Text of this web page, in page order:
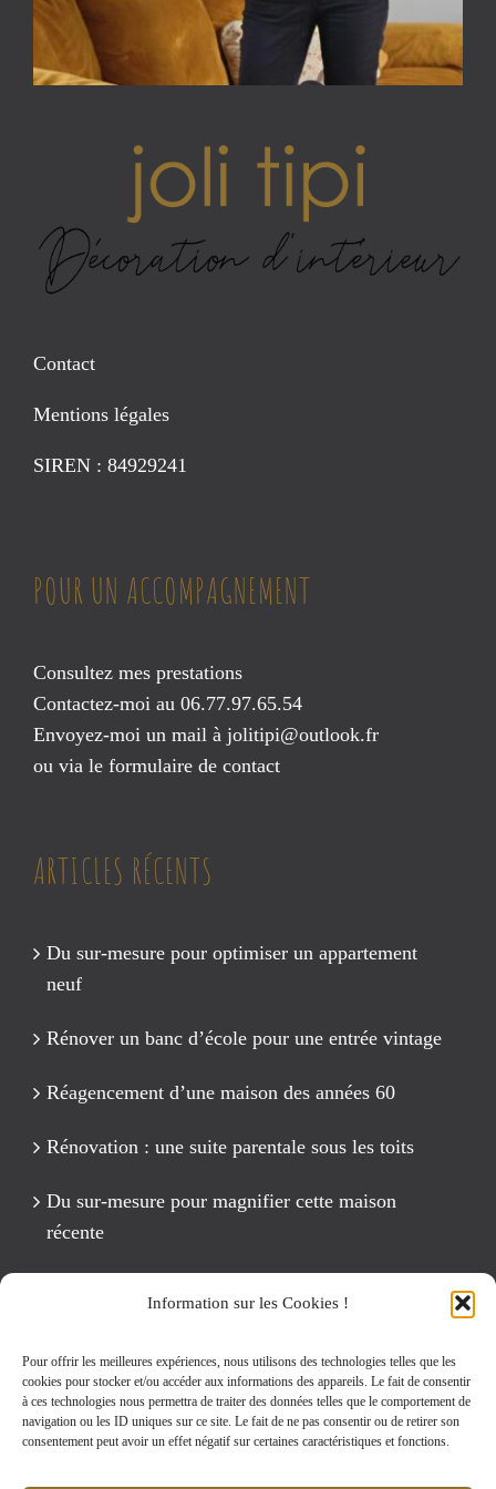
Information sur les Cookies !
Pour offrir les meilleures expériences, nous utilisons des technologies telles que les
cookies pour stocker et/ou accéder aux informations des appareils. Le fait de consentir
à ces technologies nous permettra de traiter des données telles que le comportement de
navigation ou les ID uniques sur ce site. Le fait de ne pas consentir ou de retirer son
consentement peut avoir un effet négatif sur certaines caractéristiques et fonctions.
Contact
Mentions légales
SIREN : 84929241
POUR UN ACCOMPAGNEMENT
Consultez mes prestations
Contactez-moi au 06.77.97.65.54
Envoyez-moi un mail à jolitipi@outlook.fr
ou via le formulaire de contact
ARTICLES RÉCENTS
Du sur-mesure pour optimiser un appartement
neuf
Rénover un banc d’école pour une entrée vintage
Réagencement d’une maison des années 60
Rénovation : une suite parentale sous les toits
Du sur-mesure pour magnifier cette maison
récente
Rechercher: